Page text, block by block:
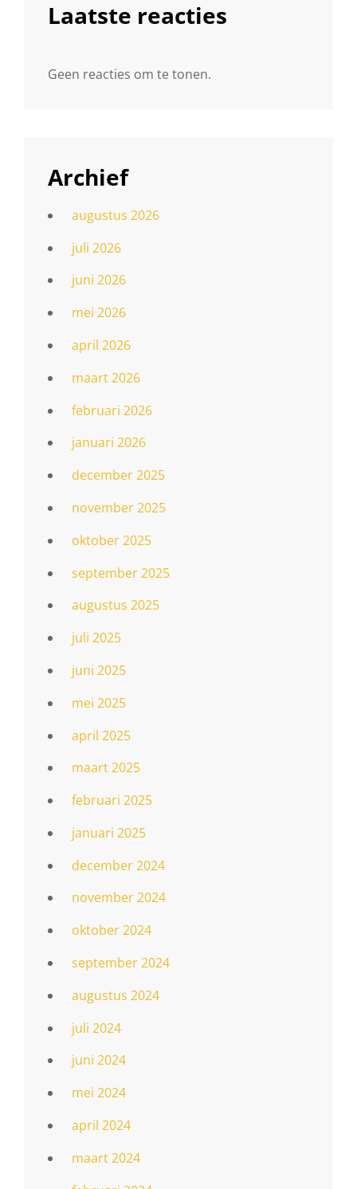
Laatste reacties
Geen reacties om te tonen.
Archief
augustus 2026
juli 2026
juni 2026
mei 2026
april 2026
maart 2026
februari 2026
januari 2026
december 2025
november 2025
oktober 2025
september 2025
augustus 2025
juli 2025
juni 2025
mei 2025
april 2025
maart 2025
februari 2025
januari 2025
december 2024
november 2024
oktober 2024
september 2024
augustus 2024
juli 2024
juni 2024
mei 2024
april 2024
maart 2024